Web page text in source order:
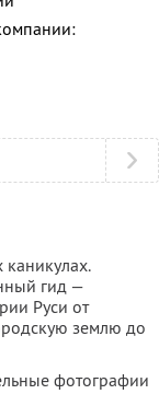
гид —
Руси от
землю до
фотографии